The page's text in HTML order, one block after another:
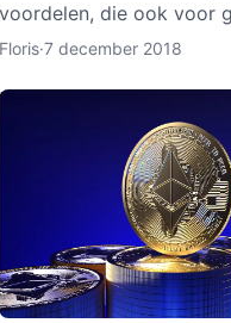
voordelen, die ook voor
doelen van toepassing
ook een heel nieuw
Floris·7 december 2018